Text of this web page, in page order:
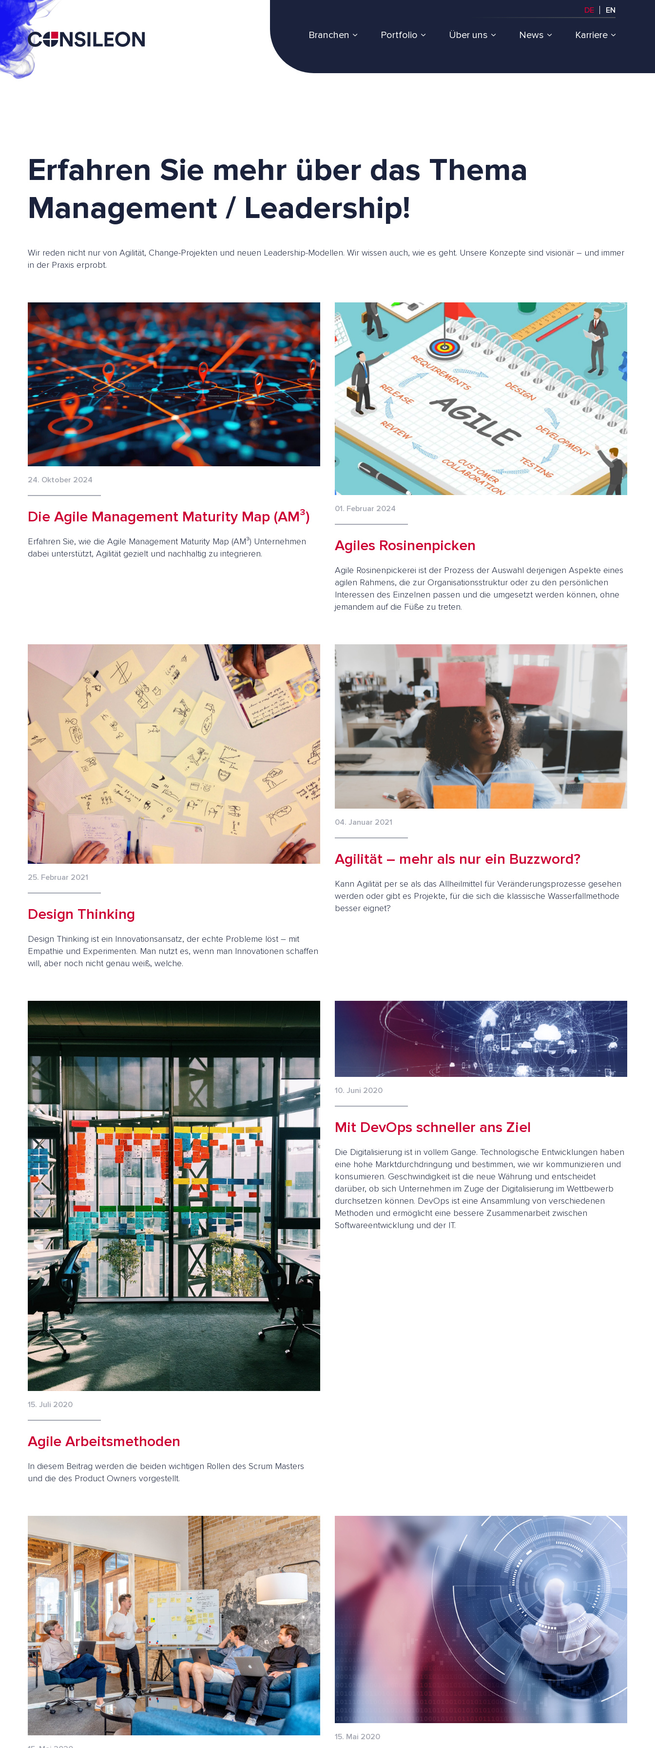
DE EN
Branchen Portfolio Über uns News Karriere
Erfahren Sie mehr über das Thema
Management / Leadership!
Wir reden nicht nur von Agilität, Change-Projekten und neuen Leadership-Modellen. Wir wissen auch, wie es geht. Unsere Konzepte sind visionär – und immer
in der Praxis erprobt.
24. Oktober 2024
Die Agile Management Maturity Map (AM³)
Erfahren Sie, wie die Agile Management Maturity Map (AM³) Unternehmen
dabei unterstützt, Agilität gezielt und nachhaltig zu integrieren.
01. Februar 2024
Agiles Rosinenpicken
Agile Rosinenpickerei ist der Prozess der Auswahl derjenigen Aspekte eines
agilen Rahmens, die zur Organisationsstruktur oder zu den persönlichen
Interessen des Einzelnen passen und die umgesetzt werden können, ohne
jemandem auf die Füße zu treten.
25. Februar 2021
Design Thinking
Design Thinking ist ein Innovationsansatz, der echte Probleme löst – mit
Empathie und Experimenten. Man nutzt es, wenn man Innovationen schaffen
will, aber noch nicht genau weiß, welche.
04. Januar 2021
Agilität – mehr als nur ein Buzzword?
Kann Agilität per se als das Allheilmittel für Veränderungsprozesse gesehen
werden oder gibt es Projekte, für die sich die klassische Wasserfallmethode
besser eignet?
15. Juli 2020
Agile Arbeitsmethoden
In diesem Beitrag werden die beiden wichtigen Rollen des Scrum Masters
und die des Product Owners vorgestellt.
10. Juni 2020
Mit DevOps schneller ans Ziel
Die Digitalisierung ist in vollem Gange. Technologische Entwicklungen haben
eine hohe Marktdurchdringung und bestimmen, wie wir kommunizieren und
konsumieren. Geschwindigkeit ist die neue Währung und entscheidet
darüber, ob sich Unternehmen im Zuge der Digitalisierung im Wettbewerb
durchsetzen können. DevOps ist eine Ansammlung von verschiedenen
Methoden und ermöglicht eine bessere Zusammenarbeit zwischen
Softwareentwicklung und der IT.
15. Mai 2020